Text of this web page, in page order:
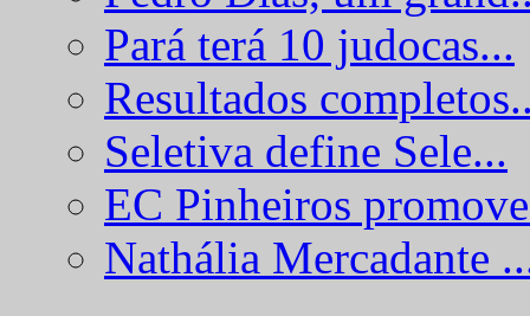
Pará terá 10 judocas...
Resultados
Seletiva define Sele...
EC Pinheiros
Nathália Mercadante